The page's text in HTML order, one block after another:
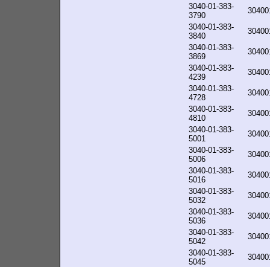
3040-01-383-
3790
3040-01-383-
3840
3040-01-383-
3869
3040-01-383-
4239
3040-01-383-
4728
3040-01-383-
4810
3040-01-383-
5001
3040-01-383-
5006
3040-01-383-
5016
3040-01-383-
5032
3040-01-383-
5036
3040-01-383-
5042
3040-01-383-
5045